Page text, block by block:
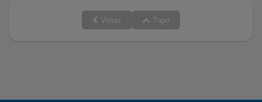
Voltar Topo